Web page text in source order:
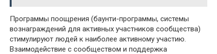
Программы поощрения (баунти-программы, системы
вознаграждений для активных участников сообщества)
стимулируют людей к наиболее активному участию.
Взаимодействие с сообществом и поддержка